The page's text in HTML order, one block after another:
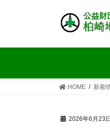
ス
ン
HOME 新着
2026年6月23日